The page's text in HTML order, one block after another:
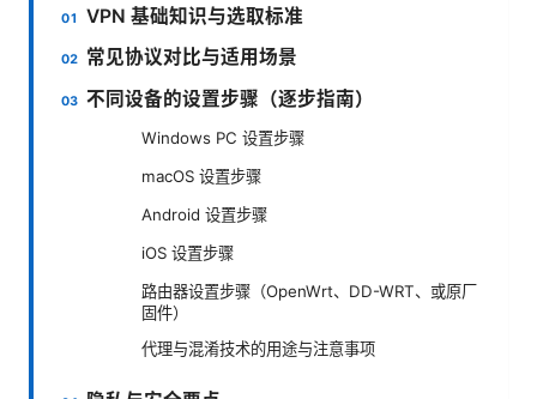
VPN 基础知识与选取标准
常见协议对比与适用场景
不同设备的设置步骤（逐步指南）
Windows PC 设置步骤
macOS 设置步骤
Android 设置步骤
iOS 设置步骤
路由器设置步骤（OpenWrt、DD-WRT、或原厂
固件）
代理与混淆技术的用途与注意事项